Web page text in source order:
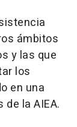
ámbitos
y las que
los
en una
la AIEA.